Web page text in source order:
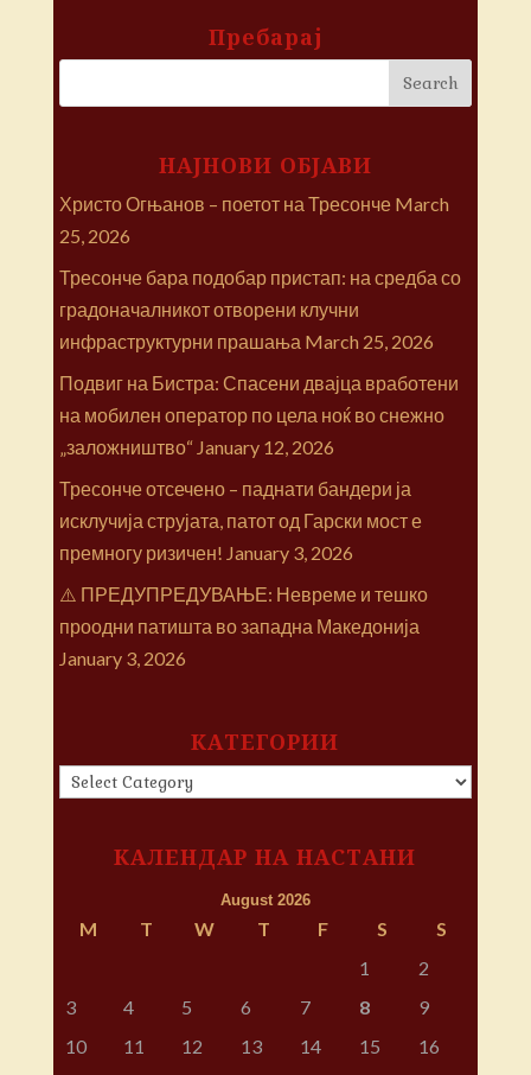
Пребарај
НАЈНОВИ ОБЈАВИ
Христо Огњанов – поетот на Тресонче March
25, 2026
Тресонче бара подобар пристап: на средба со
градоначалникот отворени клучни
инфраструктурни прашања March 25, 2026
Подвиг на Бистра: Спасени двајца вработени
на мобилен оператор по цела ноќ во снежно
„заложништво“ January 12, 2026
Тресонче отсечено – паднати бандери ја
исклучија струјата, патот од Гарски мост е
премногу ризичен! January 3, 2026
⚠️ ПРЕДУПРЕДУВАЊЕ: Невреме и тешко
проодни патишта во западна Македонија
January 3, 2026
КАТЕГОРИИ
КАТЕГОРИИ
КАЛЕНДАР НА НАСТАНИ
August 2026
M T W T F S
S
1
2
3
4 5 6 7 8
9
10
11 12 13 14 15
16